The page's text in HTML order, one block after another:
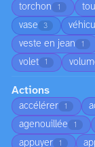
torchon 1
vase 3
veste en jean 1
volet 1
Actions
accélérer 1
agenouillée 1
appuyer 1